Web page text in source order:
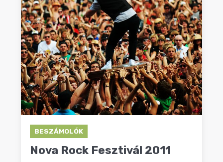
BESZÁMOLÓK
Nova Rock Fesztivál 2011